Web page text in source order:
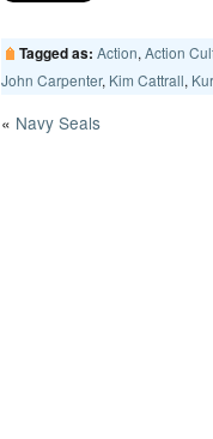
Tagged as: Action, Action
John Carpenter, Kim Cattrall,
« Navy Seals